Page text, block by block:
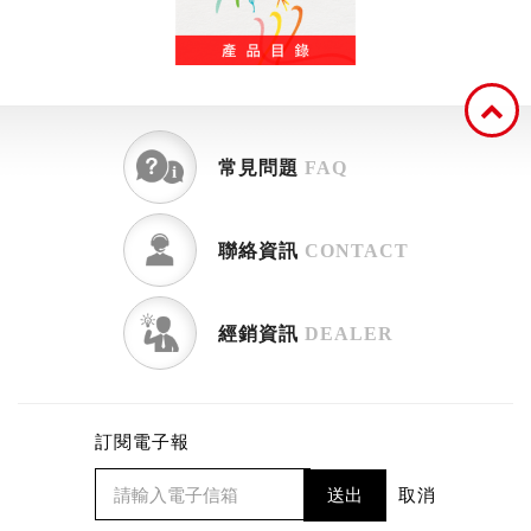
常見問題 FAQ
聯絡資訊 CONTACT
經銷資訊 DEALER
訂閱電子報
送出 取消